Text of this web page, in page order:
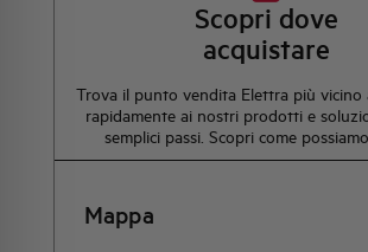
Scopri dove
acquistare
Trova il punto vendita Elettra più vicino
rapidamente ai nostri prodotti e
semplici passi. Scopri come
Mappa